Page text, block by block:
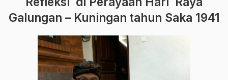
Galungan – Kuningan tahun Saka 1941